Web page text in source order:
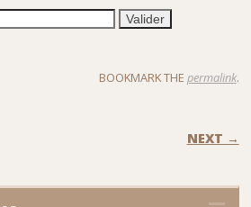
BOOKMARK THE permalink.
NEXT →